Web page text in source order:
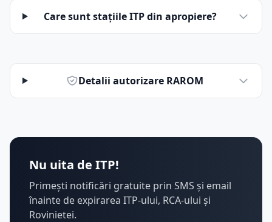
Care sunt stațiile ITP din apropiere?
Detalii autorizare RAROM
Nu uita de ITP!
Primești notificări gratuite prin SMS și email
înainte de expirarea ITP-ului, RCA-ului și
Rovinietei.